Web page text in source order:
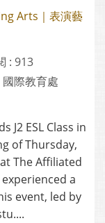
Arts｜表演藝
: 913
際教育處
J2 ESL Class in
of Thursday,
The Affiliated
a
event, led by